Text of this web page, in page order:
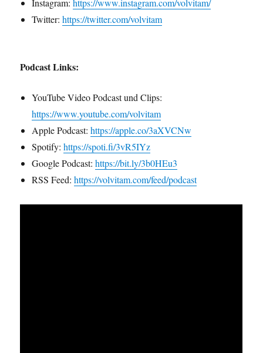
Instagram:https://www.instagram.com/volvitam/
Twitter:https://twitter.com/volvitam
Podcast Links:
YouTube Video Podcast und Clips:
https://www.youtube.com/volvitam
Apple Podcast:https://apple.co/3aXVCNw
Spotify:https://spoti.fi/3vR5IYz
Google Podcast:https://bit.ly/3b0HEu3
RSS Feed:https://volvitam.com/feed/podcast